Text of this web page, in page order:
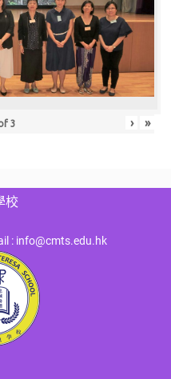
3 › »
校
: info@cmts.edu.hk